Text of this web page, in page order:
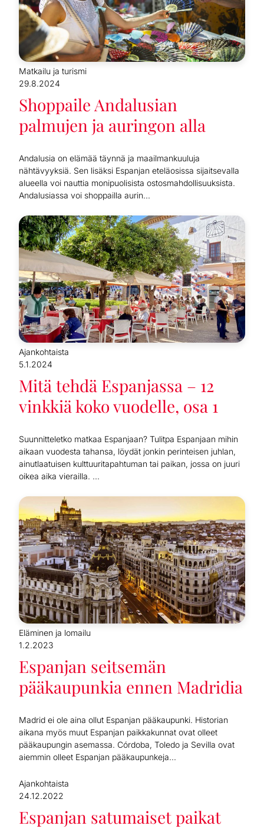
Matkailu ja turismi
29.8.2024
Shoppaile Andalusian
palmujen ja auringon alla
Andalusia on elämää täynnä ja maailmankuuluja
nähtävyyksiä. Sen lisäksi Espanjan eteläosissa sijaitsevalla
alueella voi nauttia monipuolisista ostosmahdollisuuksista.
Andalusiassa voi shoppailla aurin...
Ajankohtaista
5.1.2024
Mitä tehdä Espanjassa – 12
vinkkiä koko vuodelle, osa 1
Suunnitteletko matkaa Espanjaan? Tulitpa Espanjaan mihin
aikaan vuodesta tahansa, löydät jonkin perinteisen juhlan,
ainutlaatuisen kulttuuritapahtuman tai paikan, jossa on juuri
oikea aika vierailla. ...
Eläminen ja lomailu
1.2.2023
Espanjan seitsemän
pääkaupunkia ennen Madridia
Madrid ei ole aina ollut Espanjan pääkaupunki. Historian
aikana myös muut Espanjan paikkakunnat ovat olleet
pääkaupungin asemassa. Córdoba, Toledo ja Sevilla ovat
aiemmin olleet Espanjan pääkaupunkeja...
Ajankohtaista
24.12.2022
Espanjan satumaiset paikat